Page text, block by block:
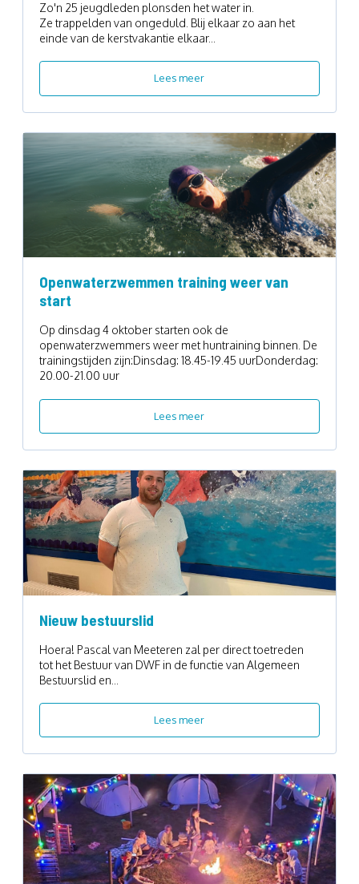
Zo'n 25 jeugdleden plonsden het water in.
Ze trappelden van ongeduld. Blij elkaar zo aan het
einde van de kerstvakantie elkaar...
Lees meer
Openwaterzwemmen training weer van
start
Op dinsdag 4 oktober starten ook de
openwaterzwemmers weer met huntraining binnen. De
trainingstijden zijn:Dinsdag: 18.45-19.45 uurDonderdag:
20.00-21.00 uur
Lees meer
Nieuw bestuurslid
Hoera! Pascal van Meeteren zal per direct toetreden
tot het Bestuur van DWF in de functie van Algemeen
Bestuurslid en...
Lees meer